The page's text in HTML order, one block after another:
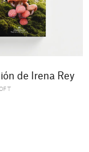
de Irena Rey